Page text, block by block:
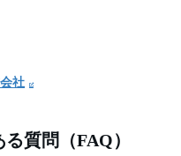
社
質問（FAQ）